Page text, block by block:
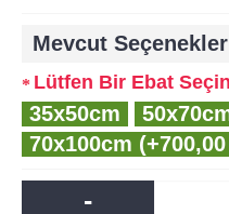
Mevcut
Lütfen Bir Ebat Seçin
35x50cm
70x100cm
-